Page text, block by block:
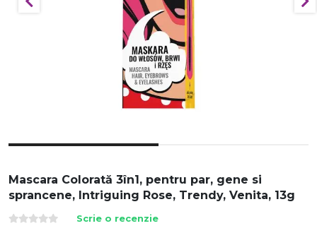
Mascara Colorată 3în1, pentru par, gene si
sprancene, Intriguing Rose, Trendy, Venita, 13g
Scrie o recenzie